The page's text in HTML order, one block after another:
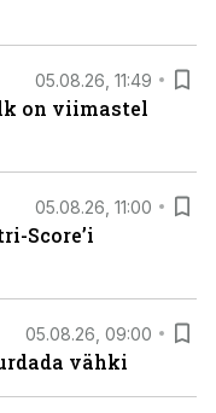
05.08.26, 11:49
on viimastel
05.08.26, 11:00
Score’i
05.08.26, 09:00
vähki